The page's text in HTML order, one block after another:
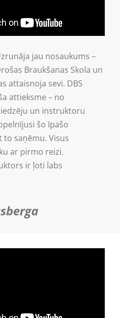
jau nosaukums –
Braukšanas Skola un
attaisnoja sevi. DBS
attieksme – no
un instruktoru
šo īpašo
saņēmu. Visus
ar pirmo reizi.
ir ļoti labs